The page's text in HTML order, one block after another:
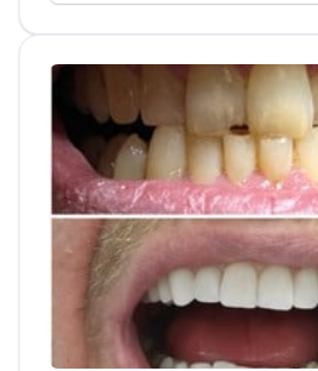
имплантационные
основана на
сертифицированных
добивается
результатов,
здоровье полости рта и
себе.